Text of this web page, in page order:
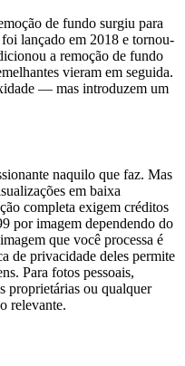
de fundo surgiu para
lançado em 2018 e tornou-
a remoção de fundo
vieram em seguida.
— mas introduzem um
naquilo que faz. Mas
em baixa
completa exigem créditos
por imagem dependendo do
que você processa é
de privacidade deles permite
Para fotos pessoais,
proprietárias ou qualquer
relevante.